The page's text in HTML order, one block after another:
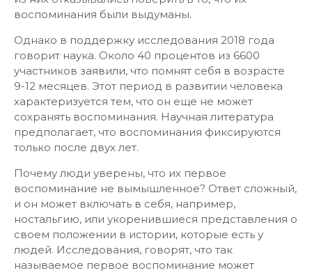
воспоминания были выдуманы.
Однако в поддержку исследования 2018 года
говорит наука. Около 40 процентов из 6600
участников заявили, что помнят себя в возрасте
9-12 месяцев. Этот период в развитии человека
характеризуется тем, что он еще не может
сохранять воспоминания. Научная литература
предполагает, что воспоминания фиксируются
только после двух лет.
Почему люди уверены, что их первое
воспоминание не вымышленное? Ответ сложный,
и он может включать в себя, например,
ностальгию, или укоренившиеся представления о
своем положении в истории, которые есть у
людей. Исследования, говорят, что так
называемое первое воспоминание может